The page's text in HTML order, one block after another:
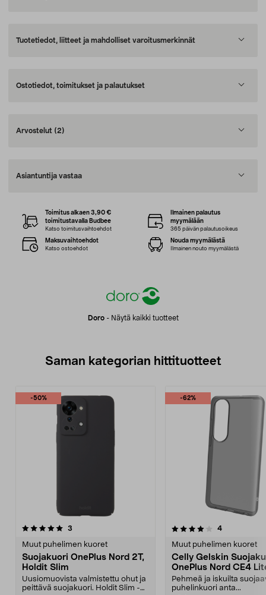
Tuotetiedot, liitteet ja mahdolliset varoitusmerkinnät
Ostotiedot, toimitukset ja palautukset
Arvostelut (2)
Asiantuntija vastaa
Doro- Näytä kaikki tuotteet
Toimitus alkaen 3,90 €
toimitustavalla Budbee
Katso toimitusvaihtoehdot
Ilmainen palautus
myymälään
365 päivän palautusoikeus
Maksuvaihtoehdot
Katso ostoehdot
Nouda myymälästä
Ilmainen nouto myymälästä
Saman kategorian hittituotteet
-50%
3
Muut puhelimen kuoret
Suojakuori OnePlus Nord 2T,
Holdit Slim
Uusiomuovista valmistettu ohut ja
peittävä suojakuori. Holdit Slim -
-62%
4.0 viidestä
4arvostelut
Muut puhelimen kuoret
Celly Gelskin
OnePlus Nord CE4
Pehmeä ja iskuilta
puhelinkuori anta...
4.0 viidestä